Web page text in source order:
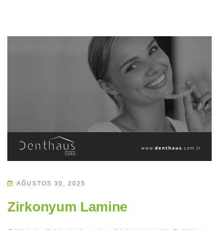
AĞUSTOS 30, 2025
Zirkonyum Lamine